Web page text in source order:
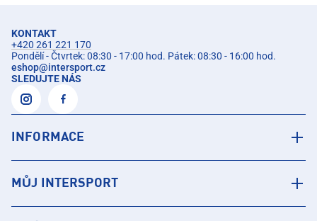
KONTAKT
+420 261 221 170
Pondělí - Čtvrtek: 08:30 - 17:00 hod. Pátek: 08:30 - 16:00 hod.
eshop@intersport.cz
SLEDUJTE NÁS
INFORMACE
MŮJ INTERSPORT